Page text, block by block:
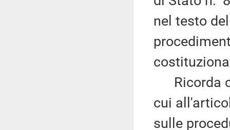
nel testo
Ricorda
cui
sulle